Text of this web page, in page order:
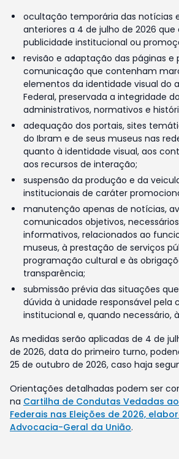
ocultação temporária das notícias
anteriores a 4 de julho de 2026
publicidade institucional ou
revisão e adaptação das páginas e
comunicação que contenham
elementos da identidade visual do
Federal, preservada a integridade
administrativos, normativos e
adequação dos portais, sites
do Ibram e de seus museus nas
quanto à identidade visual, aos
aos recursos de interação;
suspensão da produção e da
institucionais de caráter
manutenção apenas de notícias,
comunicados objetivos,
informativos, relacionados ao
museus, à prestação de serviços
programação cultural e às
transparência;
submissão prévia das situações
dúvida à unidade responsável pela
institucional e, quando necessário,
As medidas serão aplicadas de 4 de
de 2026, data do primeiro turno,
25 de outubro de 2026, caso haja
Orientações detalhadas podem ser
na Cartilha de Condutas Vedadas
Federais nas Eleições de 2026,
Advocacia-Geral da União.